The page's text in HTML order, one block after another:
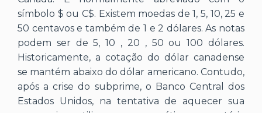
símbolo $ ou C$. Existem moedas de 1, 5, 10, 25 e
50 centavos e também de 1 e 2 dólares. As notas
podem ser de 5, 10 , 20 , 50 ou 100 dólares.
Historicamente, a cotação do dólar canadense
se mantém abaixo do dólar americano. Contudo,
após a crise do subprime, o Banco Central dos
Estados Unidos, na tentativa de aquecer sua